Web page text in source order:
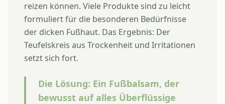
reizen können. Viele Produkte sind zu leicht
formuliert für die besonderen Bedürfnisse
der dicken Fußhaut. Das Ergebnis: Der
Teufelskreis aus Trockenheit und Irritationen
setzt sich fort.
Die Lösung: Ein Fußbalsam, der
bewusst auf alles Überflüssige